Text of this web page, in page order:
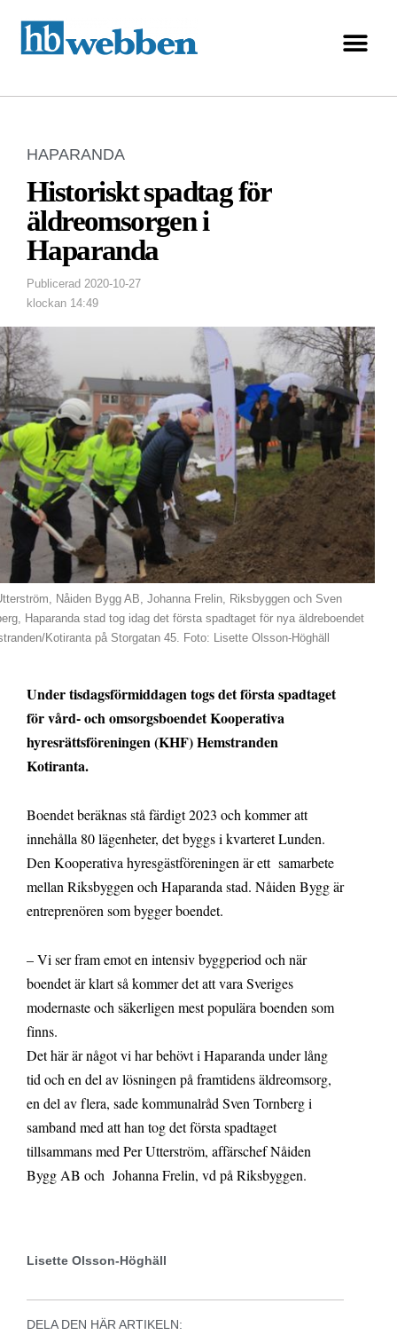
HAPARANDA
Historiskt spadtag för
äldreomsorgen i
Haparanda
Publicerad 2020-10-27
klockan 14:49
Nåiden Bygg AB, Johanna Frelin, Riksbyggen och Sven
Haparanda stad tog idag det första spadtaget för nya äldreboendet
Kotiranta på Storgatan 45. Foto: Lisette Olsson-Höghäll
Under tisdagsförmiddagen togs det första spadtaget
för vård- och omsorgsboendet Kooperativa
hyresrättsföreningen (KHF) Hemstranden
Kotiranta.
Boendet beräknas stå färdigt 2023 och kommer att
innehålla 80 lägenheter, det byggs i kvarteret Lunden.
Den Kooperativa hyresgästföreningen är ett samarbete
mellan Riksbyggen och Haparanda stad. Nåiden Bygg är
entreprenören som bygger boendet.
– Vi ser fram emot en intensiv byggperiod och när
boendet är klart så kommer det att vara Sveriges
modernaste och säkerligen mest populära boenden som
finns.
Det här är något vi har behövt i Haparanda under lång
tid och en del av lösningen på framtidens äldreomsorg,
en del av flera, sade kommunalråd Sven Tornberg i
samband med att han tog det första spadtaget
tillsammans med Per Utterström, affärschef Nåiden
Bygg AB och Johanna Frelin, vd på Riksbyggen.
Lisette Olsson-Höghäll
DELA DEN HÄR ARTIKELN: